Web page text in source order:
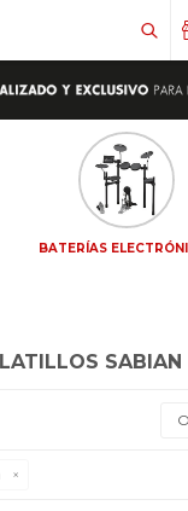
BATERÍAS
SABIAN